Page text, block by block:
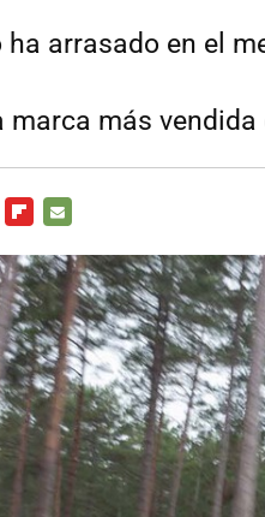
ha arrasado en el
más vendida
MAIL